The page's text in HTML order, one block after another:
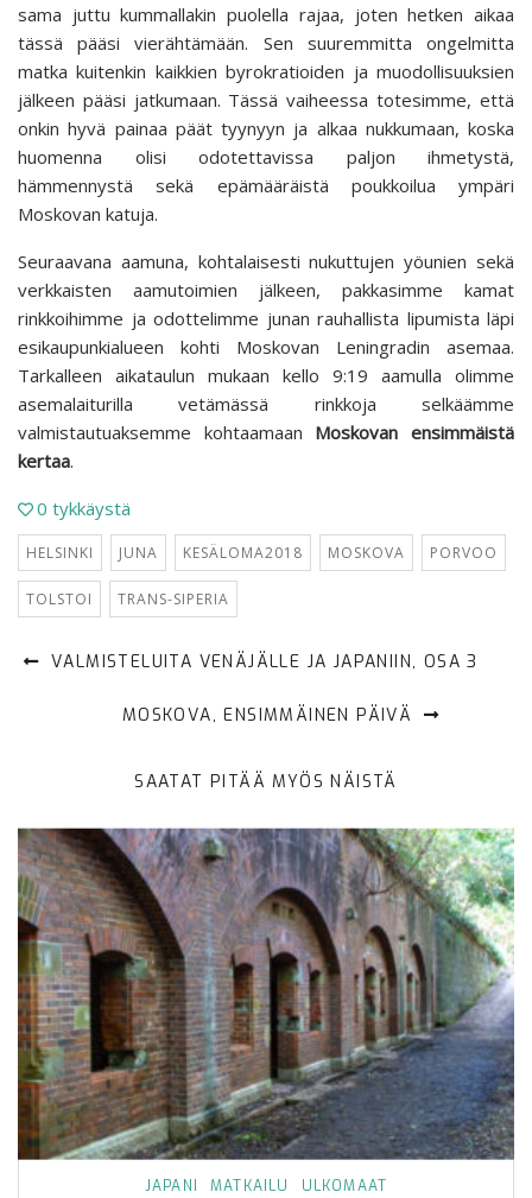
sama juttu kummallakin puolella rajaa, joten hetken aikaa
tässä pääsi vierähtämään. Sen suuremmitta ongelmitta
matka kuitenkin kaikkien byrokratioiden ja muodollisuuksien
jälkeen pääsi jatkumaan. Tässä vaiheessa totesimme, että
onkin hyvä painaa päät tyynyyn ja alkaa nukkumaan, koska
huomenna olisi odotettavissa paljon ihmetystä,
hämmennystä sekä epämääräistä poukkoilua ympäri
Moskovan katuja.
Seuraavana aamuna, kohtalaisesti nukuttujen yöunien sekä
verkkaisten aamutoimien jälkeen, pakkasimme kamat
rinkkoihimme ja odottelimme junan rauhallista lipumista läpi
esikaupunkialueen kohti Moskovan Leningradin asemaa.
Tarkalleen aikataulun mukaan kello 9:19 aamulla olimme
asemalaiturilla vetämässä rinkkoja selkäämme
valmistautuaksemme kohtaamaan Moskovan ensimmäistä
kertaa.
0 tykkäystä
HELSINKI JUNA KESÄLOMA2018 MOSKOVA PORVOO
TOLSTOI TRANS-SIPERIA
VALMISTELUITA VENÄJÄLLE JA JAPANIIN, OSA 3
MOSKOVA, ENSIMMÄINEN PÄIVÄ
SAATAT PITÄÄ MYÖS NÄISTÄ
JAPANI MATKAILU ULKOMAAT